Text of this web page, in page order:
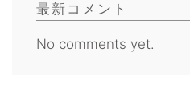
最新コメント
No comments yet.